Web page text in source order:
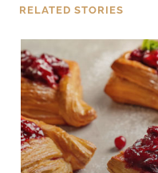
RELATED STORIES